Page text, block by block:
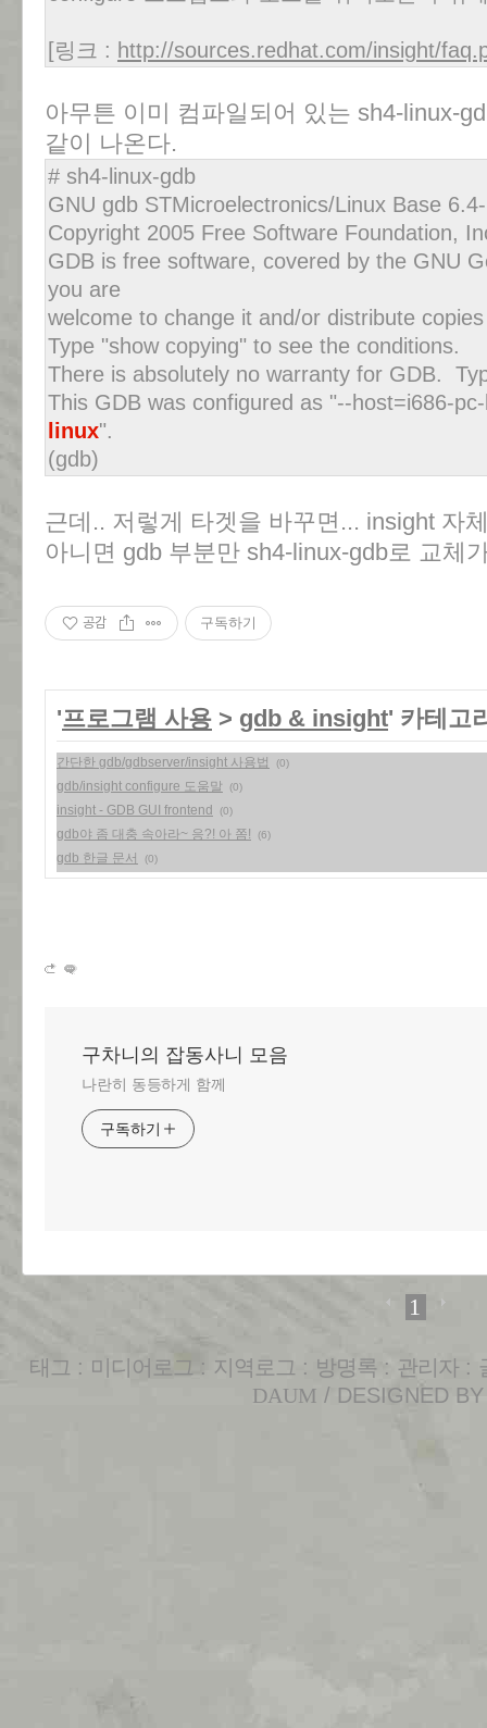
[링크 : http://sources.redhat.com/insight/
아무튼 이미 컴파일되어 있는 sh4-linux-
같이 나온다.
# sh4-linux-gdb
GNU gdb STMicroelectronics/Linux Base
Copyright 2005 Free Software Foundation,
GDB is free software, covered by the GNU
you are
welcome to change it and/or distribute
Type "show copying" to see the conditions.
There is absolutely no warranty for GDB.
This GDB was configured as "--host=i686-
linux".
(gdb)
근데.. 저렇게 타겟을 바꾸면... insight 자
아니면 gdb 부분만 sh4-linux-gdb로 교체
공감 구독하기
'프로그램 사용 > gdb & insight' 카테고
간단한 gdb/gdbserver/insight 사용법 (0)
gdb/insight configure 도움말 (0)
insight - GDB GUI frontend (0)
gdb야 좀 대충 속아라~ 응?! 아 쫌! (6)
gdb 한글 문서 (0)
구차니의 잡동사니 모음
나란히 동등하게 함께
구독하기
1
태그 : 미디어로그 : 지역로그 : 방명록 : 관리자 :
DAUM / DESIGNED